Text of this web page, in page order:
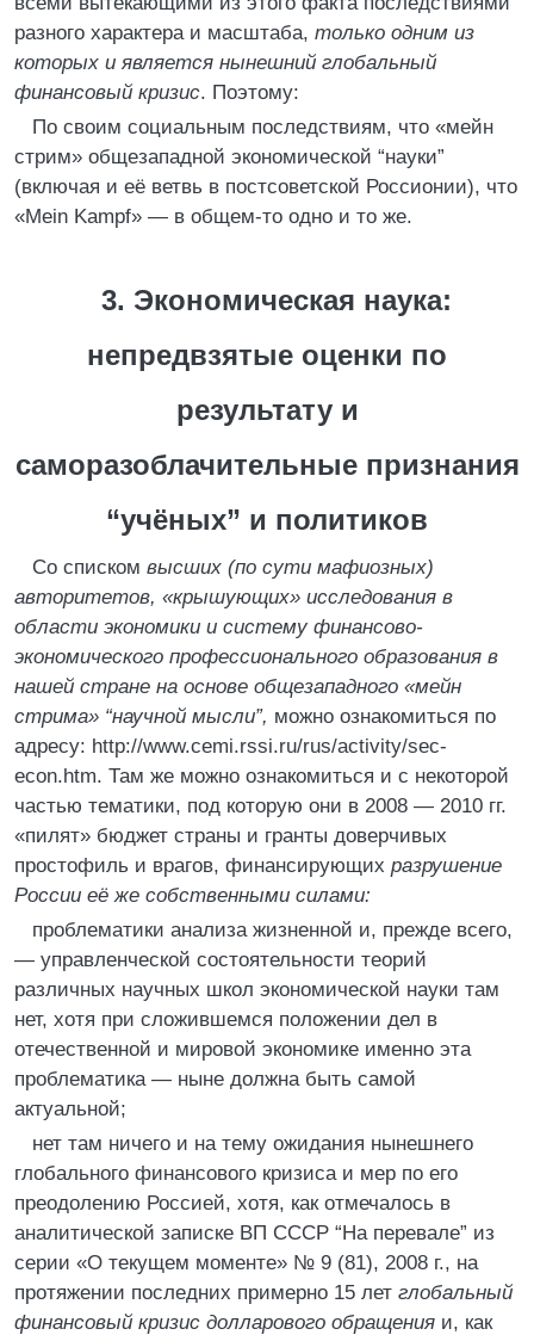
разного характера и масштаба, только одним из
которых и является нынешний глобальный
финансовый кризис. Поэтому:
По своим социальным последствиям, что «мейн
стрим» общезападной экономической “науки”
(включая и её ветвь в постсоветской Россионии), что
«Mein Kampf» — в общем-то одно и то же.
3. Экономическая наука:
непредвзятые оценки по
результату и
саморазоблачительные признания
“учёных” и политиков
Со списком высших (по сути мафиозных)
авторитетов, «крышующих» исследования в
области экономики и систему финансово-
экономического профессионального образования в
нашей стране на основе общезападного «мейн
стрима» “научной мысли”, можно ознакомиться по
адресу: http://www.cemi.rssi.ru/rus/activity/sec-
econ.htm. Там же можно ознакомиться и с некоторой
частью тематики, под которую они в 2008 — 2010 гг.
«пилят» бюджет страны и гранты доверчивых
простофиль и врагов, финансирующих разрушение
России её же собственными силами:
проблематики анализа жизненной и, прежде всего,
— управленческой состоятельности теорий
различных научных школ экономической науки там
нет, хотя при сложившемся положении дел в
отечественной и мировой экономике именно эта
проблематика — ныне должна быть самой
актуальной;
нет там ничего и на тему ожидания нынешнего
глобального финансового кризиса и мер по его
преодолению Россией, хотя, как отмечалось в
аналитической записке ВП СССР “На перевале” из
серии «О текущем моменте» № 9 (81), 2008 г., на
протяжении последних примерно 15 лет глобальный
финансовый кризис долларового обращения и, как